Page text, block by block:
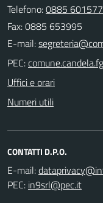
Telefono:0885 601577
Fax: 0885 653995
E-mail:
PEC:
Uffici e orari
Numeri utili
CONTATTI D.P.O.
E-mail:
PEC: